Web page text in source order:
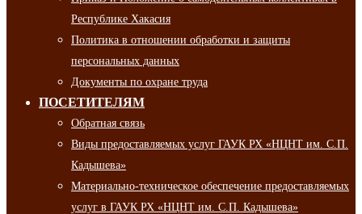
Республике Хакасия
Политика в отношении обработки и защиты
персональных данных
Документы по охране труда
ПОСЕТИТЕЛЯМ
Обратная связь
Виды предоставляемых услуг ГАУК РХ «НЦНТ им. С.П.
Кадышева»
Материально-техническое обеспечение предоставляемых
услуг в ГАУК РХ «НЦНТ им. С.П. Кадышева»